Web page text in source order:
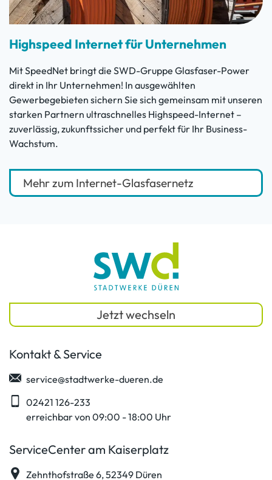
Highspeed Internet für Unternehmen
Mit SpeedNet bringt die SWD-Gruppe Glasfaser-Power
direkt in Ihr Unternehmen! In ausgewählten
Gewerbegebieten sichern Sie sich gemeinsam mit unseren
starken Partnern ultraschnelles Highspeed-Internet –
zuverlässig, zukunftssicher und perfekt für Ihr Business-
Wachstum.
Mehr zum Internet-Glasfasernetz
Jetzt wechseln
Kontakt & Service
service@stadtwerke-dueren.de
02421 126-233
erreichbar von 09:00 - 18:00 Uhr
ServiceCenter am Kaiserplatz
Zehnthofstraße 6, 52349 Düren